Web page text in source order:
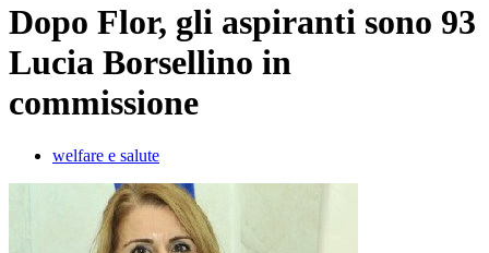
Dopo Flor, gli aspiranti sono 93
Lucia Borsellino in
commissione
welfare e salute